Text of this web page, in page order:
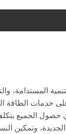
المستدامة،
خدمات الطاقة
الجميع
وتمكين